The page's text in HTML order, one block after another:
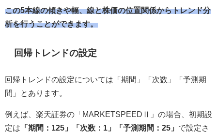
この5本線の傾きや幅、線と株価の位置関係からトレンド分
析を行うことができます。
回帰トレンドの設定
回帰トレンドの設定については「期間」「次数」「予測期
間」とあります。
例えば、楽天証券の「MARKETSPEEDⅡ」の場合、初期設
定は 「期間：125」「次数：1」「予測期間：25」 で設定さ